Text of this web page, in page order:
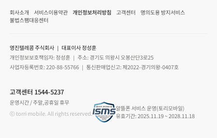
회사소개 서비스이용약관 개인정보처리방침 고객센터
명의도용 방지서비스
불법스팸대응센터
영진텔레콤 주식회사 ｜ 대표이사 정성훈
개인정보보호책임자: 정성훈 ｜ 주소: 경기도 의왕시 오봉산단3로25
사업자등록번호: 220-88-55766 ｜ 통신판매업신고: 제2022-경기의왕-0407호
고객센터 1544-5237
운영시간 / 주말,공휴일 휴무
ⓒ torri mobile. All rights reserved.
알뜰폰 서비스 운영(토리모바일)
유효기간: 2025.11.19 ~ 2028.11.18